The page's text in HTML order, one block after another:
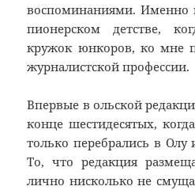
воспоминаниями. Именно
пионерском детстве,
кружок юнкоров, ко мне
журналистской профессии.
Впервые в ольской
конце шестидесятых,
только перебрались в
То, что редакция
лично нисколько не